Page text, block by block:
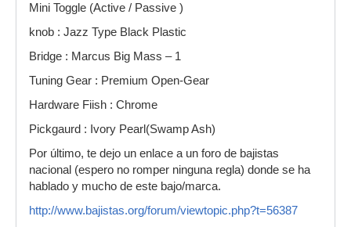
Mini Toggle (Active / Passive )
knob : Jazz Type Black Plastic
Bridge : Marcus Big Mass – 1
Tuning Gear : Premium Open-Gear
Hardware Fiish : Chrome
Pickgaurd : Ivory Pearl(Swamp Ash)
Por último, te dejo un enlace a un foro de bajistas
nacional (espero no romper ninguna regla) donde se ha
hablado y mucho de este bajo/marca.
http://www.bajistas.org/forum/viewtopic.php?t=56387